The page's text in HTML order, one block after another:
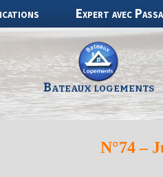
Expert avec
Bateaux logements
N°74 –